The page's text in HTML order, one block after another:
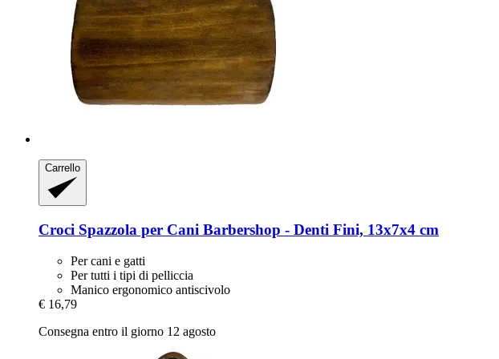
Carrello
Croci Spazzola per Cani Barbershop -​ Denti Fini, 13x7x4 cm
Per cani e gatti
Per tutti i tipi di pelliccia
Manico ergonomico antiscivolo
€ 16,79
Consegna entro il giorno 12 agosto